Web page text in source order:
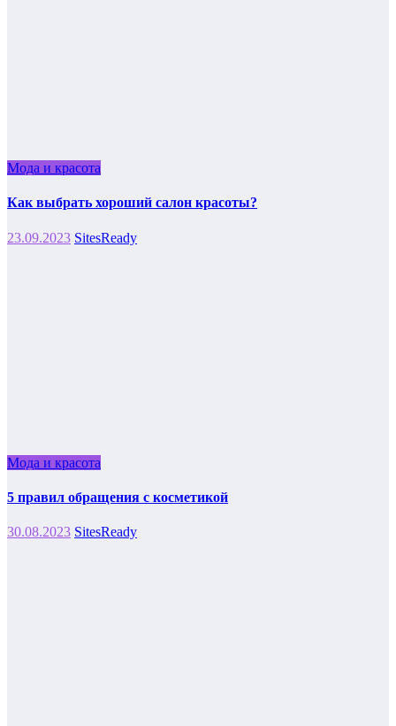
Мода и красота
Как выбрать хороший салон красоты?
23.09.2023 SitesReady
Мода и красота
5 правил обращения с косметикой
30.08.2023 SitesReady